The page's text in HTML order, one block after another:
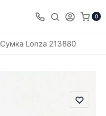
0
Сумка Lonza 213880